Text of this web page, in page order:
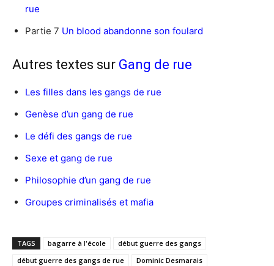
rue
Partie 7 Un blood abandonne son foulard
Autres textes sur Gang de rue
Les filles dans les gangs de rue
Genèse d’un gang de rue
Le défi des gangs de rue
Sexe et gang de rue
Philosophie d’un gang de rue
Groupes criminalisés et mafia
TAGS bagarre à l'école
début guerre des gangs
début guerre des gangs de rue
Dominic Desmarais